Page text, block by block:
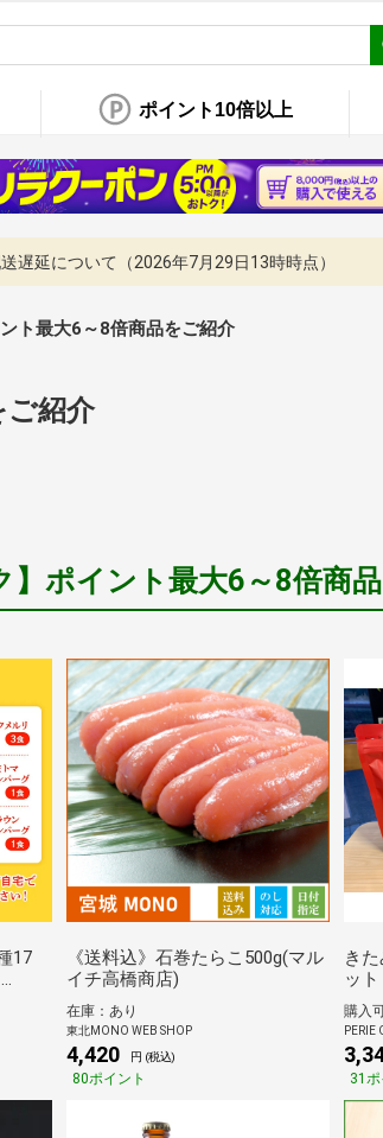
ポイント10倍以上
遅延について（2026年7月29日13時時点）
ント最大6～8倍商品をご紹介
ご紹介
】ポイント最大6～8倍商
17
ｇ
カ
ガ
シ
バ
《送料込》石巻たらこ500g(マル
イチ高橋商店)
在庫：あり
東北MONO WEB SHOP
4,420 円 (税込)
80ポイント
き
ッ
購入
PERIE
31ポ